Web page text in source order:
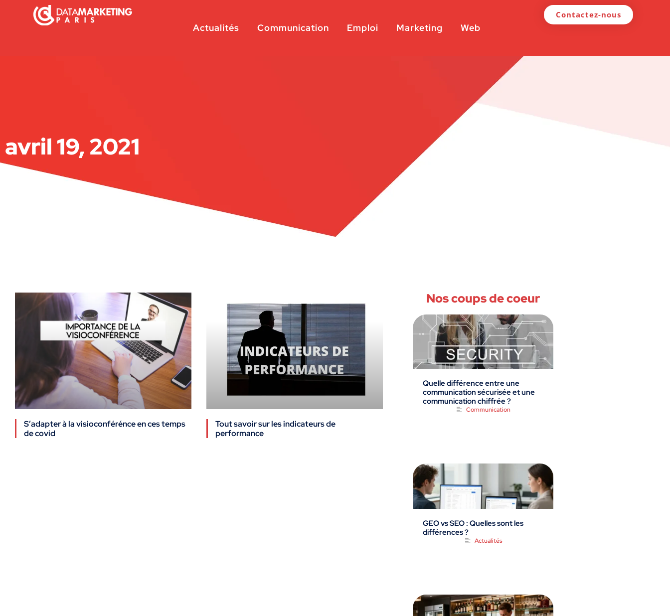
Actualités Communication Emploi Marketing Web
Contactez-nous
avril 19, 2021
S’adapter à la visioconférénce en ces temps
de covid
Tout savoir sur les indicateurs de
performance
Nos coups de coeur
Quelle différence entre une
communication sécurisée et une
communication chiffrée ?
Communication
GEO vs SEO : Quelles sont les
différences ?
Actualités